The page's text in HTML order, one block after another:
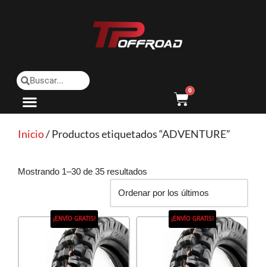
0
Inicio/ Productos etiquetados “ADVENTURE”
Mostrando 1–30 de 35 resultados
¡ENVÍO GRATIS! ¡ENVÍO GRATIS!